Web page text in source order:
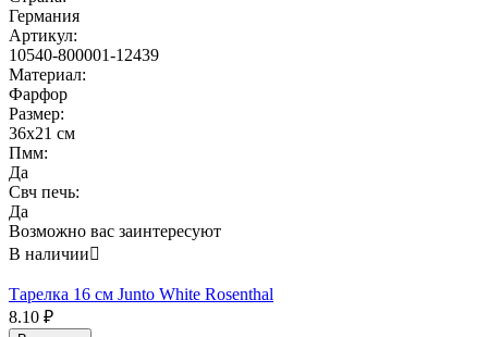
Германия
Артикул:
10540-800001-12439
Материал:
Фарфор
Размер:
36х21 см
Пмм:
Да
Свч печь:
Да
Возможно вас заинтересуют
В наличии
Тарелка 16 см Junto White Rosenthal
8.10 ₽